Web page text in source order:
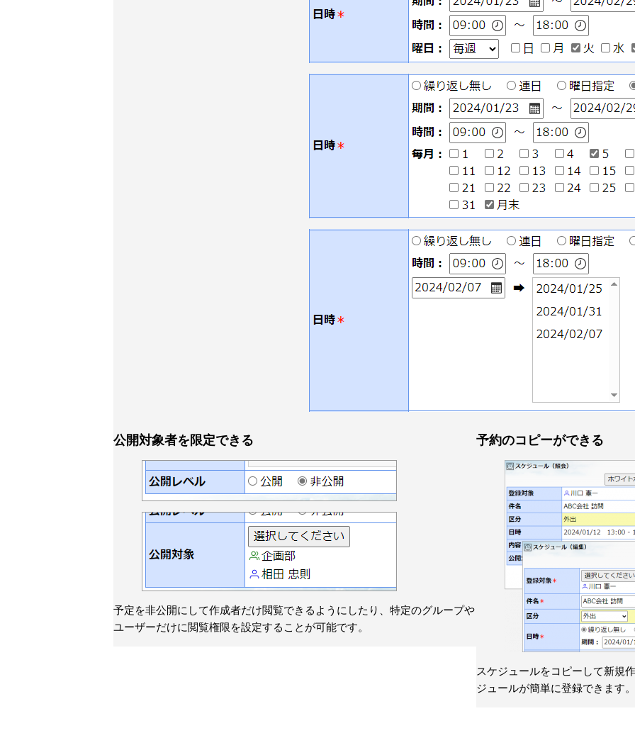
公開対象者を限定できる
予定を非公開にして作成者だけ閲覧できるようにしたり、特定のグループや
ユーザーだけに閲覧権限を設定することが可能です。
予約のコピーができる
スケジュールをコピーして新規
ジュールが簡単に登録できます。